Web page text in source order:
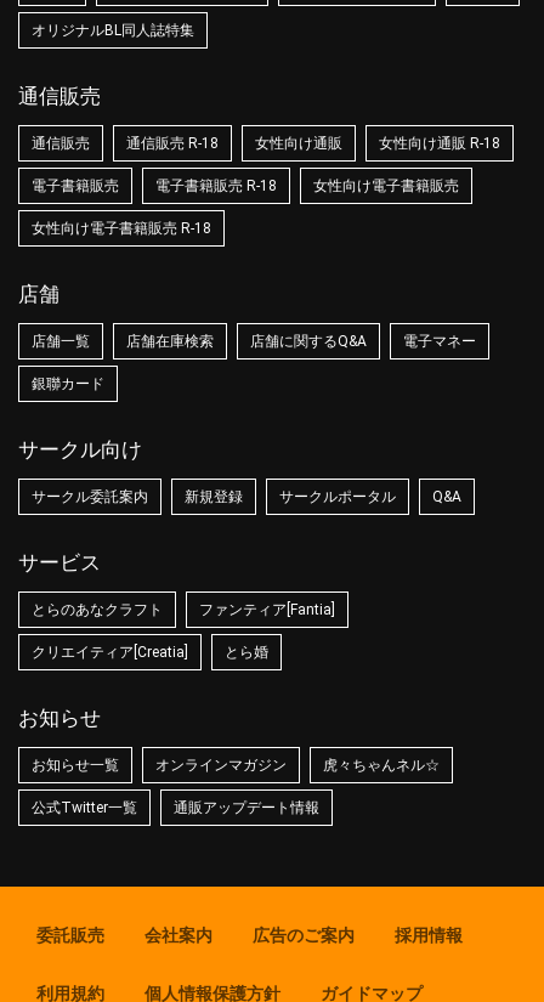
オリジナルBL同人誌特集
通信販売
通信販売 通信販売 R-18 女性向け通販 女性向け通販 R-18
電子書籍販売 電子書籍販売 R-18 女性向け電子書籍販売
女性向け電子書籍販売 R-18
店舗
店舗一覧 店舗在庫検索 店舗に関するQ&A 電子マネー
銀聯カード
サークル向け
サークル委託案内 新規登録 サークルポータル Q&A
サービス
とらのあなクラフト ファンティア[Fantia]
クリエイティア[Creatia] とら婚
お知らせ
お知らせ一覧 オンラインマガジン 虎々ちゃんネル☆
公式Twitter一覧 通販アップデート情報
委託販売 会社案内 広告のご案内 採用情報
利用規約 個人情報保護方針 ガイドマップ